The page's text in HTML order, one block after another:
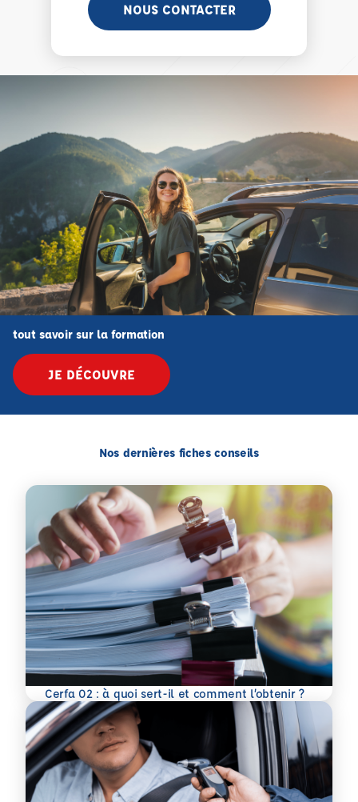
NOUS CONTACTER
tout savoir sur la formation
JE DÉCOUVRE
Nos dernières fiches conseils
Cerfa 02 : à quoi sert-il et comment l’obtenir ?
En savoir plus